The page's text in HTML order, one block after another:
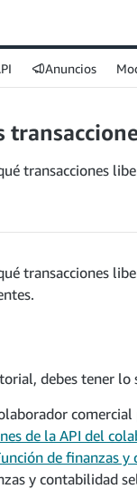
Anuncios
transacciones
transacciones
debes tener lo
de la API del
de finanzas
y contabilidad